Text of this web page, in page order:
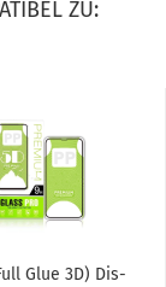
ZU:
Glue 3D) Dis­